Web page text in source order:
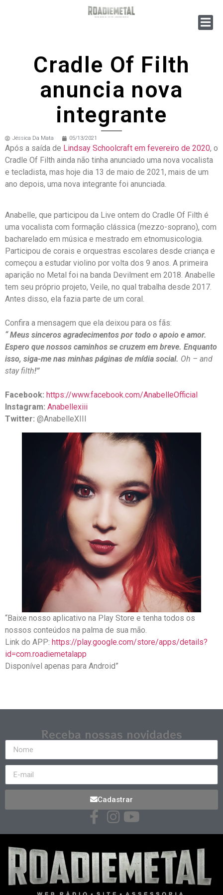
Cradle Of Filth
anuncia nova
integrante
Jéssica Da Mata 05/13/2021
Após a saída de Lindsay Schoolcraft em fevereiro de 2020, o
Cradle Of Filth ainda não tinha anunciado uma nova vocalista
e tecladista, mas hoje dia 13 de maio de 2021, mais de um
ano depois, uma nova integrante foi anunciada.
Anabelle, que participou da Live ontem do Cradle Of Filth é
uma vocalista com formação clássica (mezzo-soprano), com
bacharelado em música e mestrado em etnomusicologia.
Participou de corais e orquestras escolares desde criança e
começou a estudar violino por volta dos 9 anos. A primeira
aparição no Metal foi na banda Devilment em 2018. Anabelle
tem seu próprio projeto, Veile, no qual trabalha desde 2017.
Antes disso, ela fazia parte de um coral.
Confira a mensagem que ela deixou para os fãs:
“ Meus sinceros agradecimentos por todo o apoio e amor.
Espero que nossos caminhos se cruzem em breve. Enquanto
isso, siga-me nas minhas páginas de mídia social. Oh – and
stay filth!”
Facebook: https://www.facebook.com/AnabelleOfficial
Instagram: Anabellexiii
Twitter: @AnabelleXIII
“Baixe nosso aplicativo na Play Store e tenha todos os
nossos conteúdos na palma de sua mão.
Link do APP: https://play.google.com/store/apps/details?
id=com.roadiemetalapp
Disponível apenas para Android”
Receba nossas novidades
Cadastrar